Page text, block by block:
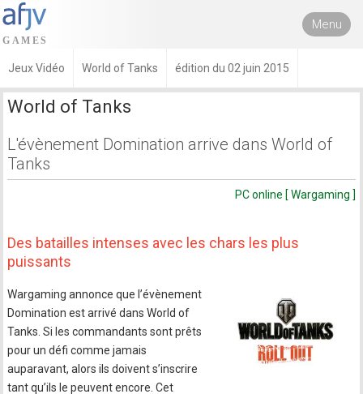
Menu
Jeux Vidéo World of Tanks édition du 02 juin 2015
World of Tanks
L'évènement Domination arrive dans World of
Tanks
PC online [ Wargaming ]
Des batailles intenses avec les chars les plus
puissants
Wargaming annonce que l’évènement
Domination est arrivé dans World of
Tanks. Si les commandants sont prêts
pour un défi comme jamais
auparavant, alors ils doivent s’inscrire
tant qu’ils le peuvent encore. Cet